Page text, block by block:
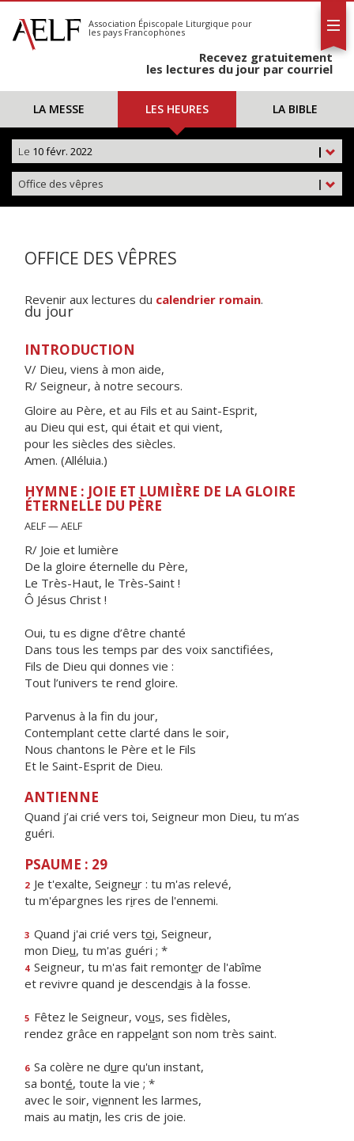
S'abonner
Calendrier
Association Épiscopale Liturgique pour
les pays Francophones
Recevez gratuitement
les lectures du jour par courriel
LA MESSE LES HEURES LA BIBLE
|
Le 10 févr. 2022
|
Office des vêpres
OFFICE DES VÊPRES
Revenir aux lectures du calendrier romain.
du jour
INTRODUCTION
V/ Dieu, viens à mon aide,
R/ Seigneur, à notre secours.
Gloire au Père, et au Fils et au Saint-Esprit,
au Dieu qui est, qui était et qui vient,
pour les siècles des siècles.
Amen. (Alléluia.)
HYMNE : JOIE ET LUMIÈRE DE LA GLOIRE
ÉTERNELLE DU PÈRE
AELF — AELF
R/ Joie et lumière
De la gloire éternelle du Père,
Le Très-Haut, le Très-Saint !
Ô Jésus Christ !
Oui, tu es digne d’être chanté
Dans tous les temps par des voix sanctifiées,
Fils de Dieu qui donnes vie :
Tout l’univers te rend gloire.
Parvenus à la fin du jour,
Contemplant cette clarté dans le soir,
Nous chantons le Père et le Fils
Et le Saint-Esprit de Dieu.
ANTIENNE
Quand j’ai crié vers toi, Seigneur mon Dieu, tu m’as
guéri.
PSAUME : 29
2 Je t'exalte, Seigneur : tu m'as relevé,
tu m'épargnes les rires de l'ennemi.
3 Quand j'ai crié vers toi, Seigneur,
mon Dieu, tu m'as guéri ; *
4 Seigneur, tu m'as fait remonter de l'abîme
et revivre quand je descendais à la fosse.
5 Fêtez le Seigneur, vous, ses fidèles,
rendez grâce en rappelant son nom très saint.
6 Sa colère ne dure qu'un instant,
sa bonté, toute la vie ; *
avec le soir, viennent les larmes,
mais au matin, les cris de joie.